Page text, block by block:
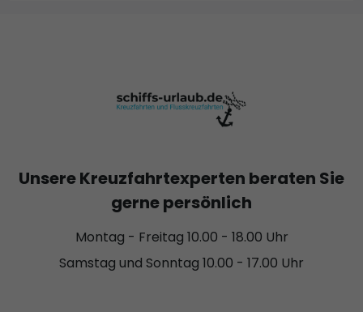
Unsere Kreuzfahrtexperten beraten Sie
gerne persönlich
Montag - Freitag 10.00 - 18.00 Uhr
Samstag und Sonntag 10.00 - 17.00 Uhr